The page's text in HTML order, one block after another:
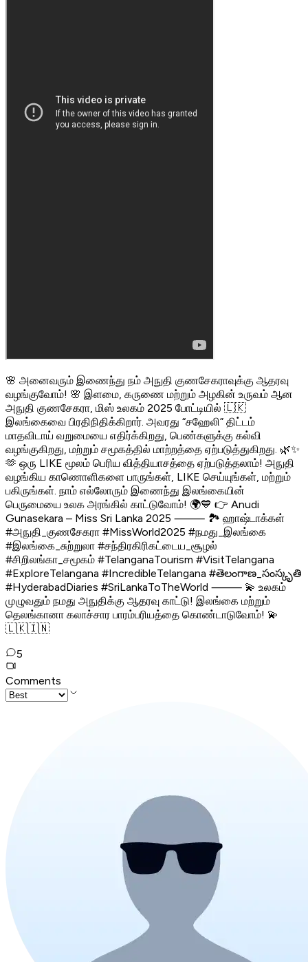
🌸 அனைவரும் இணைந்து நம் அநுதி குணசேகராவுக்கு ஆதரவு
வழங்குவோம்! 🌸 இளமை, கருணை மற்றும் அழகின் உருவம் ஆன
அநுதி குணசேகரா, மிஸ் உலகம் 2025 போட்டியில் 🇱🇰
இலங்கைவை பிரதிநிதிக்கிறார். அவரது “சஹேலி” திட்டம்
மாதவிடாய் வறுமையை எதிர்க்கிறது, பெண்களுக்கு கல்வி
வழங்குகிறது, மற்றும் சமூகத்தில் மாற்றத்தை ஏற்படுத்துகிறது. 🌿✨
🫶 ஒரு LIKE மூலம் பெரிய வித்தியாசத்தை ஏற்படுத்தலாம்! அநுதி
வழங்கிய காணொளிகளை பாருங்கள், LIKE செய்யுங்கள், மற்றும்
பகிருங்கள். நாம் எல்லோரும் இணைந்து இலங்கையின்
பெருமையை உலக அரங்கில் காட்டுவோம்! 🌍💙 👉 Anudi
Gunasekara – Miss Sri Lanka 2025 ⸻ 🏞️ ஹாஷ்டாக்கள்
#அநுதி_குணசேகரா #MissWorld2025 #நமது_இலங்கை
#இலங்கை_சுற்றுலா #சந்திரகிரிகட்டைய_சூழல்
#சிறிலங்கா_சமூகம் #TelanganaTourism #VisitTelangana
#ExploreTelangana #IncredibleTelangana #తెలంగాణ_సంస్కృతి
#HyderabadDiaries #SriLankaToTheWorld ⸻ 💫 உலகம்
முழுவதும் நமது அநுதிக்கு ஆதரவு காட்டு! இலங்கை மற்றும்
தெலங்கானா கலாச்சார பாரம்பரியத்தை கொண்டாடுவோம்! 💫
🇱🇰🇮🇳
5
Comments